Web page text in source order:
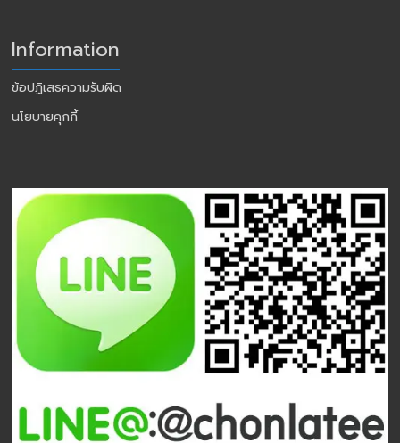
Information
ข้อปฏิเสธความรับผิด
นโยบายคุกกี้